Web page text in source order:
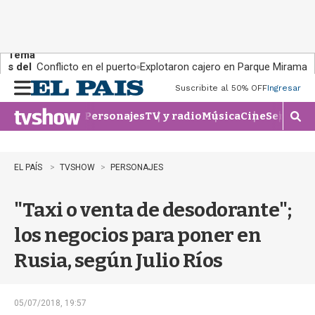
Tema
s del
día:
Conflicto en el puerto Explotaron cajero en Parque Miramar
n
u
Suscribite al 50% OFFIngresar
PersonajesTV y radioMúsicaCineSeries
M
o
EL PAÍS TVSHOW PERSONAJES
"Taxi o venta de desodorante";
los negocios para poner en
Rusia, según Julio Ríos
05/07/2018, 19:57